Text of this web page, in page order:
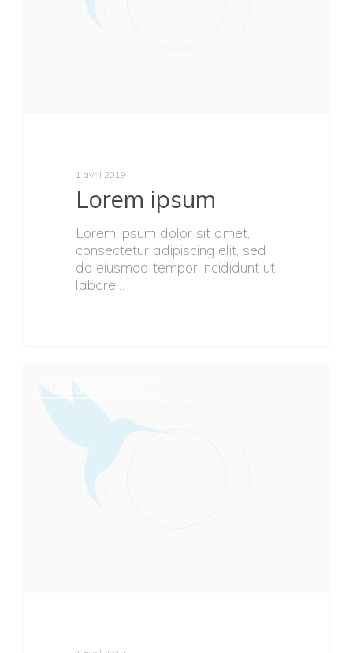
1 avril 2019
Lorem ipsum
Lorem ipsum dolor sit amet,
consectetur adipiscing elit, sed
do eiusmod tempor incididunt ut
labore…
Uncategorized